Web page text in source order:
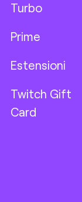
Turbo
Prime
Estensioni
Twitch Gift
Card